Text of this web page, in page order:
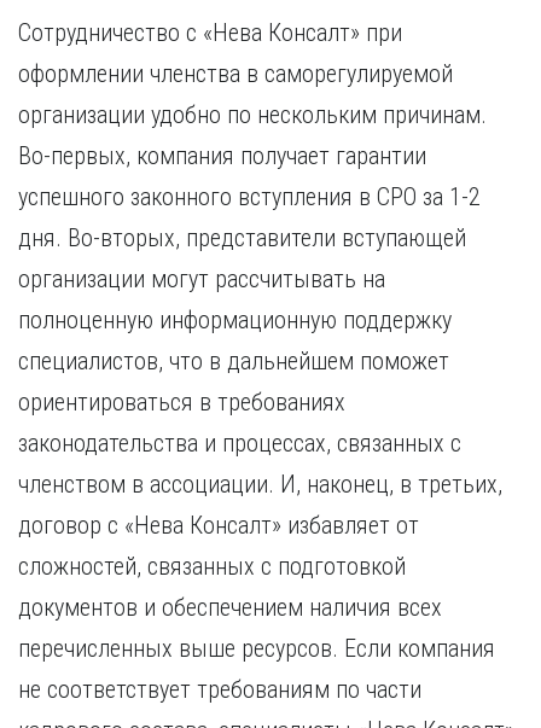
Сотрудничество с «Нева Консалт» при
оформлении членства в саморегулируемой
организации удобно по нескольким причинам.
Во-первых, компания получает гарантии
успешного законного вступления в СРО за 1-2
дня. Во-вторых, представители вступающей
организации могут рассчитывать на
полноценную информационную поддержку
специалистов, что в дальнейшем поможет
ориентироваться в требованиях
законодательства и процессах, связанных с
членством в ассоциации. И, наконец, в третьих,
договор с «Нева Консалт» избавляет от
сложностей, связанных с подготовкой
документов и обеспечением наличия всех
перечисленных выше ресурсов. Если компания
не соответствует требованиям по части